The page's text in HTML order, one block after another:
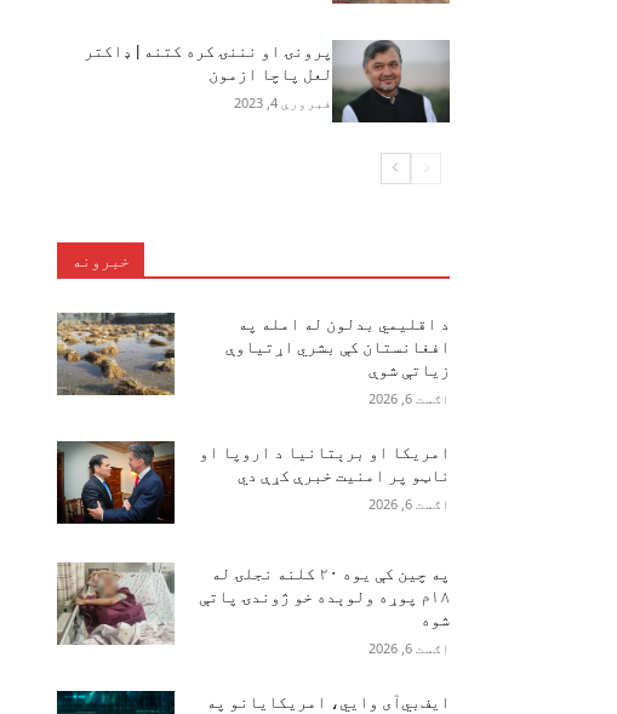
پرونۍ او نننۍ کره کتنه | ډاکتر
لعل پاچا ازمون
فبروري 4, 2023
خبرونه
د اقلیمي بدلون له امله په
افغانستان کې بشري اړتیاوې
زیاتې شوې
اګست 6, 2026
امریکا او برېتانیا د اروپا او
ناټو پر امنیت خبرې کړې دي
اګست 6, 2026
په چین کې یوه ۲۰ کلنه نجلۍ له
۱۸م پوړه ولوېده خو ژوندۍ پاتې
شوه
اګست 6, 2026
ایف‌بي‌آی وايي، امریکایانو په